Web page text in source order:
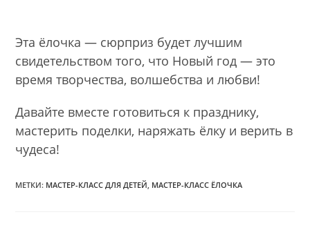
Эта ёлочка — сюрприз будет лучшим
свидетельством того, что Новый год — это
время творчества, волшебства и любви!
Давайте вместе готовиться к празднику,
мастерить поделки, наряжать ёлку и верить в
чудеса!
МЕТКИ: МАСТЕР-КЛАСС ДЛЯ ДЕТЕЙ МАСТЕР-КЛАСС ЁЛОЧКА